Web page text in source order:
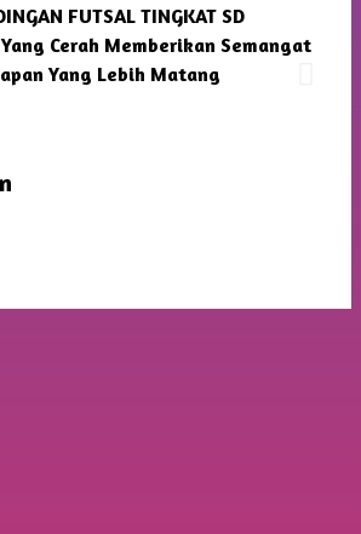
FUTSAL TINGKAT SD
Cerah Memberikan Semangat
Yang Lebih Matang